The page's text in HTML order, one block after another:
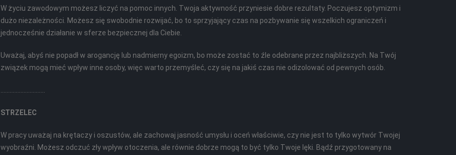
W życiu zawodowym możesz liczyć na pomoc innych. Twoja aktywność przyniesie dobre rezultaty. Poczujesz optymizm i
dużo niezależności. Możesz się swobodnie rozwijać, bo to sprzyjający czas na pozbywanie się wszelkich ograniczeń i
jednocześnie działanie w sferze bezpiecznej dla Ciebie.
Uważaj, abyś nie popadł w arogancję lub nadmierny egoizm, bo może zostać to źle odebrane przez najbliższych. Na Twój
związek mogą mieć wpływ inne osoby, więc warto przemyśleć, czy się na jakiś czas nie odizolować od pewnych osób.
.............................
STRZELEC
W pracy uważaj na krętaczy i oszustów, ale zachowaj jasność umysłu i oceń właściwie, czy nie jest to tylko wytwór Twojej
wyobraźni. Możesz odczuć zły wpływ otoczenia, ale równie dobrze mogą to być tylko Twoje lęki. Bądź przygotowany na